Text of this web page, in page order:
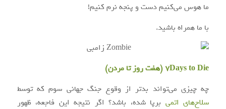
ما هوس می‌کنیم دست و پنجه نرم کنیم!
با ما همراه باشید.
7Days to Die (هفت روز تا مردن)
چه چیزی می‌تواند بدتر از وقوع جنگ جهانی سوم که توسط
سلاح‌های اتمی برپا شده، باشد؟ اگر نتیجه این فاجعه، ظهور